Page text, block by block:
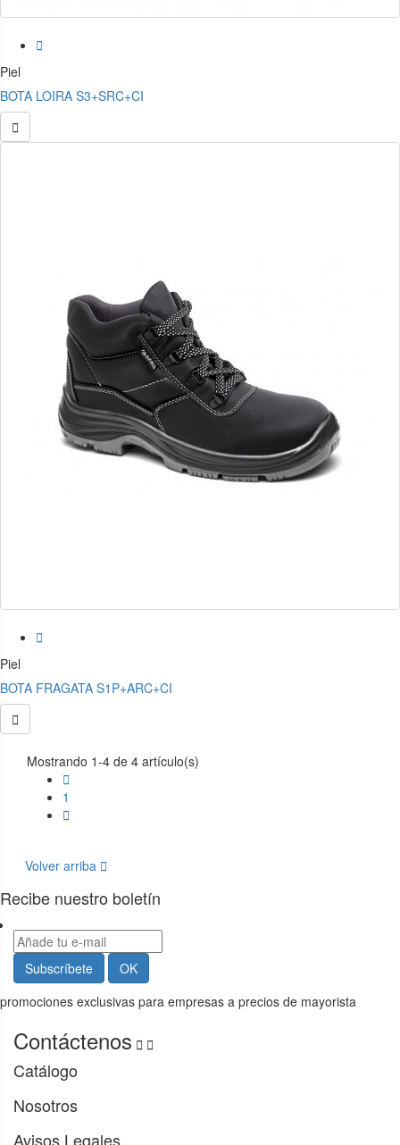

Piel
BOTA LOIRA S3+SRC+CI


Piel
BOTA FRAGATA S1P+ARC+CI

Mostrando 1-4 de 4 artículo(s)

1

Volver arriba 
Recibe nuestro boletín
promociones exclusivas para empresas a precios de mayorista
Contáctenos  
Catálogo
Nosotros
Avisos Legales